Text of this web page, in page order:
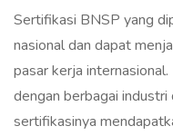
Sertifikasi BNSP yang
nasional dan dapat
pasar kerja
dengan berbagai industri
sertifikasinya